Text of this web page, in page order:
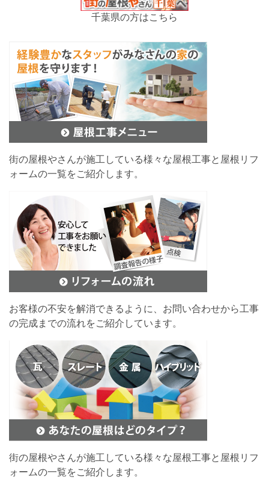
千葉県の方はこちら
街の屋根やさんが施工している様々な屋根工事と屋根リフ
ォームの一覧をご紹介します。
お客様の不安を解消できるように、お問い合わせから工事
の完成までの流れをご紹介しています。
街の屋根やさんが施工している様々な屋根工事と屋根リフ
ォームの一覧をご紹介します。